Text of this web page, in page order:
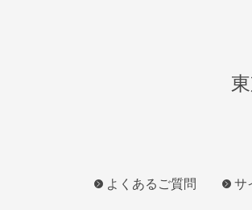
よくあるご質問 サ